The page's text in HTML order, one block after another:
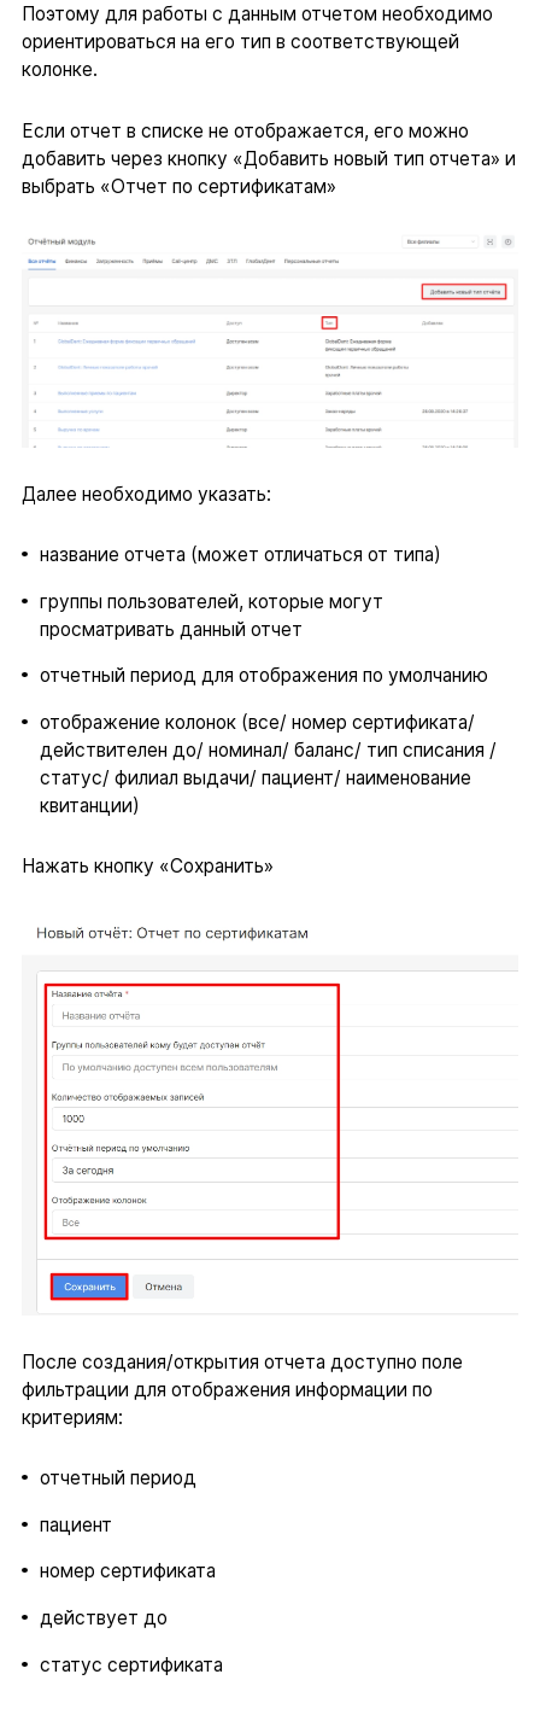
Поэтому для работы с данным отчетом необходимо
ориентироваться на его тип в соответствующей
колонке.
Если отчет в списке не отображается, его можно
добавить через кнопку «Добавить новый тип отчета» и
выбрать «Отчет по сертификатам»
Далее необходимо указать:
название отчета (может отличаться от типа)
группы пользователей, которые могут
просматривать данный отчет
отчетный период для отображения по умолчанию
отображение колонок (все/ номер сертификата/
действителен до/ номинал/ баланс/ тип списания /
статус/ филиал выдачи/ пациент/ наименование
квитанции)
Нажать кнопку «Сохранить»
После создания/открытия отчета доступно поле
фильтрации для отображения информации по
критериям:
отчетный период
пациент
номер сертификата
действует до
статус сертификата